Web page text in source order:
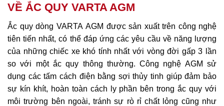
VỀ ẮC QUY VARTA AGM
Ắc quy dòng VARTA AGM được sản xuất trên công nghệ
tiên tiến nhất, có thể đáp ứng các yêu cầu về năng lượng
của những chiếc xe khó tính nhất với vòng đời gấp 3 lần
so với một ắc quy thông thường. Công nghệ AGM sử
dụng các tấm cách điện bằng sợi thủy tinh giúp đảm bảo
sự kín khít, hoàn toàn cách ly phần bên trong ắc quy với
môi trường bên ngoài, tránh sự rò rỉ chất lỏng cũng như